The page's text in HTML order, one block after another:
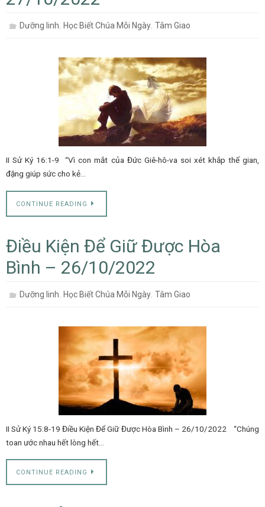
Dưỡng linh,Học Biết Chúa Mỗi Ngày,Tâm Giao
II Sử Ký 16:1-9 “Vì con mắt của Đức Giê-hô-va soi xét khắp thế gian,
đặng giúp sức cho kẻ…
CONTINUE READING
Điều Kiện Để Giữ Được Hòa
Bình – 26/10/2022
Dưỡng linh,Học Biết Chúa Mỗi Ngày,Tâm Giao
II Sử Ký 15:8-19 Điều Kiện Để Giữ Được Hòa Bình – 26/10/2022 “Chúng
toan ước nhau hết lòng hết…
CONTINUE READING